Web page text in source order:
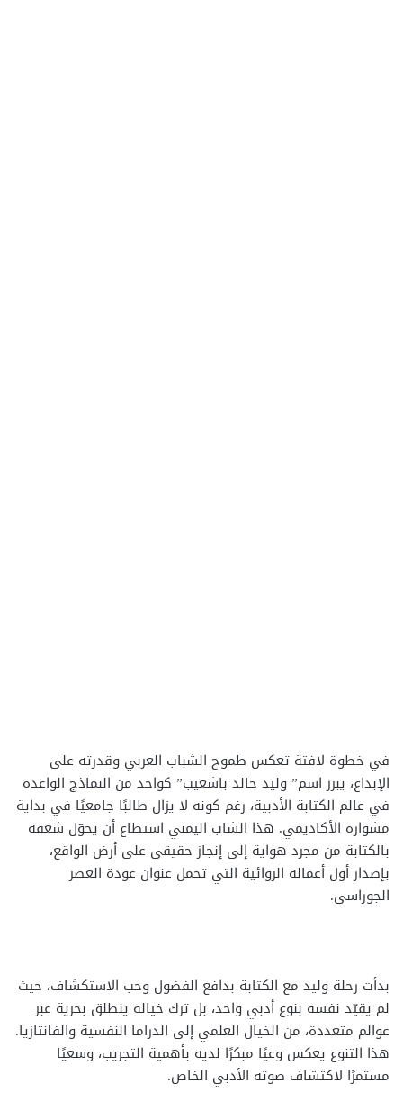
في خطوة لافتة تعكس طموح الشباب العربي وقدرته على
الإبداع، يبرز اسم” وليد خالد باشعيب” كواحد من النماذج الواعدة
في عالم الكتابة الأدبية، رغم كونه لا يزال طالبًا جامعيًا في بداية
مشواره الأكاديمي. هذا الشاب اليمني استطاع أن يحوّل شغفه
بالكتابة من مجرد هواية إلى إنجاز حقيقي على أرض الواقع،
بإصدار أول أعماله الروائية التي تحمل عنوان عودة العصر
الجوراسي.
بدأت رحلة وليد مع الكتابة بدافع الفضول وحب الاستكشاف، حيث
لم يقيّد نفسه بنوع أدبي واحد، بل ترك خياله ينطلق بحرية عبر
عوالم متعددة، من الخيال العلمي إلى الدراما النفسية والفانتازيا.
هذا التنوع يعكس وعيًا مبكرًا لديه بأهمية التجريب، وسعيًا
مستمرًا لاكتشاف صوته الأدبي الخاص.